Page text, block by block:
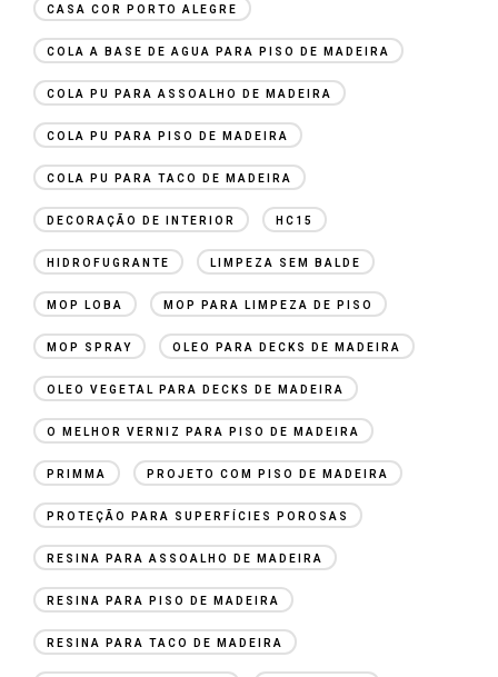
CASA COR PORTO ALEGRE
COLA A BASE DE AGUA PARA PISO DE MADEIRA
COLA PU PARA ASSOALHO DE MADEIRA
COLA PU PARA PISO DE MADEIRA
COLA PU PARA TACO DE MADEIRA
DECORAÇÃO DE INTERIOR HC15
HIDROFUGRANTE LIMPEZA SEM BALDE
MOP LOBA MOP PARA LIMPEZA DE PISO
MOP SPRAY OLEO PARA DECKS DE MADEIRA
OLEO VEGETAL PARA DECKS DE MADEIRA
O MELHOR VERNIZ PARA PISO DE MADEIRA
PRIMMA PROJETO COM PISO DE MADEIRA
PROTEÇÃO PARA SUPERFÍCIES POROSAS
RESINA PARA ASSOALHO DE MADEIRA
RESINA PARA PISO DE MADEIRA
RESINA PARA TACO DE MADEIRA